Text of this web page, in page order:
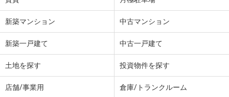
新築マンション 中古マンション
新築一戸建て 中古一戸建て
土地を探す 投資物件を探す
店舗/事業用 倉庫/トランクルーム